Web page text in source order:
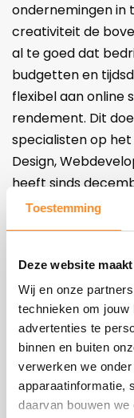
Toestemming
Deze website
Wij en onze
technieken om jouw
advertenties te
binnen en buiten
verwerken we
apparaatinformatie,
daarvan bouwen
ondernemingen in
creativiteit de
al te goed dat
budgetten en
flexibel aan online
rendement. Dit
specialisten op
Design,
heeft sinds
doorgemaakt,
wat betreft het
BigCommerce
met het
webshops en
GETT: E-
TERUG NAAR